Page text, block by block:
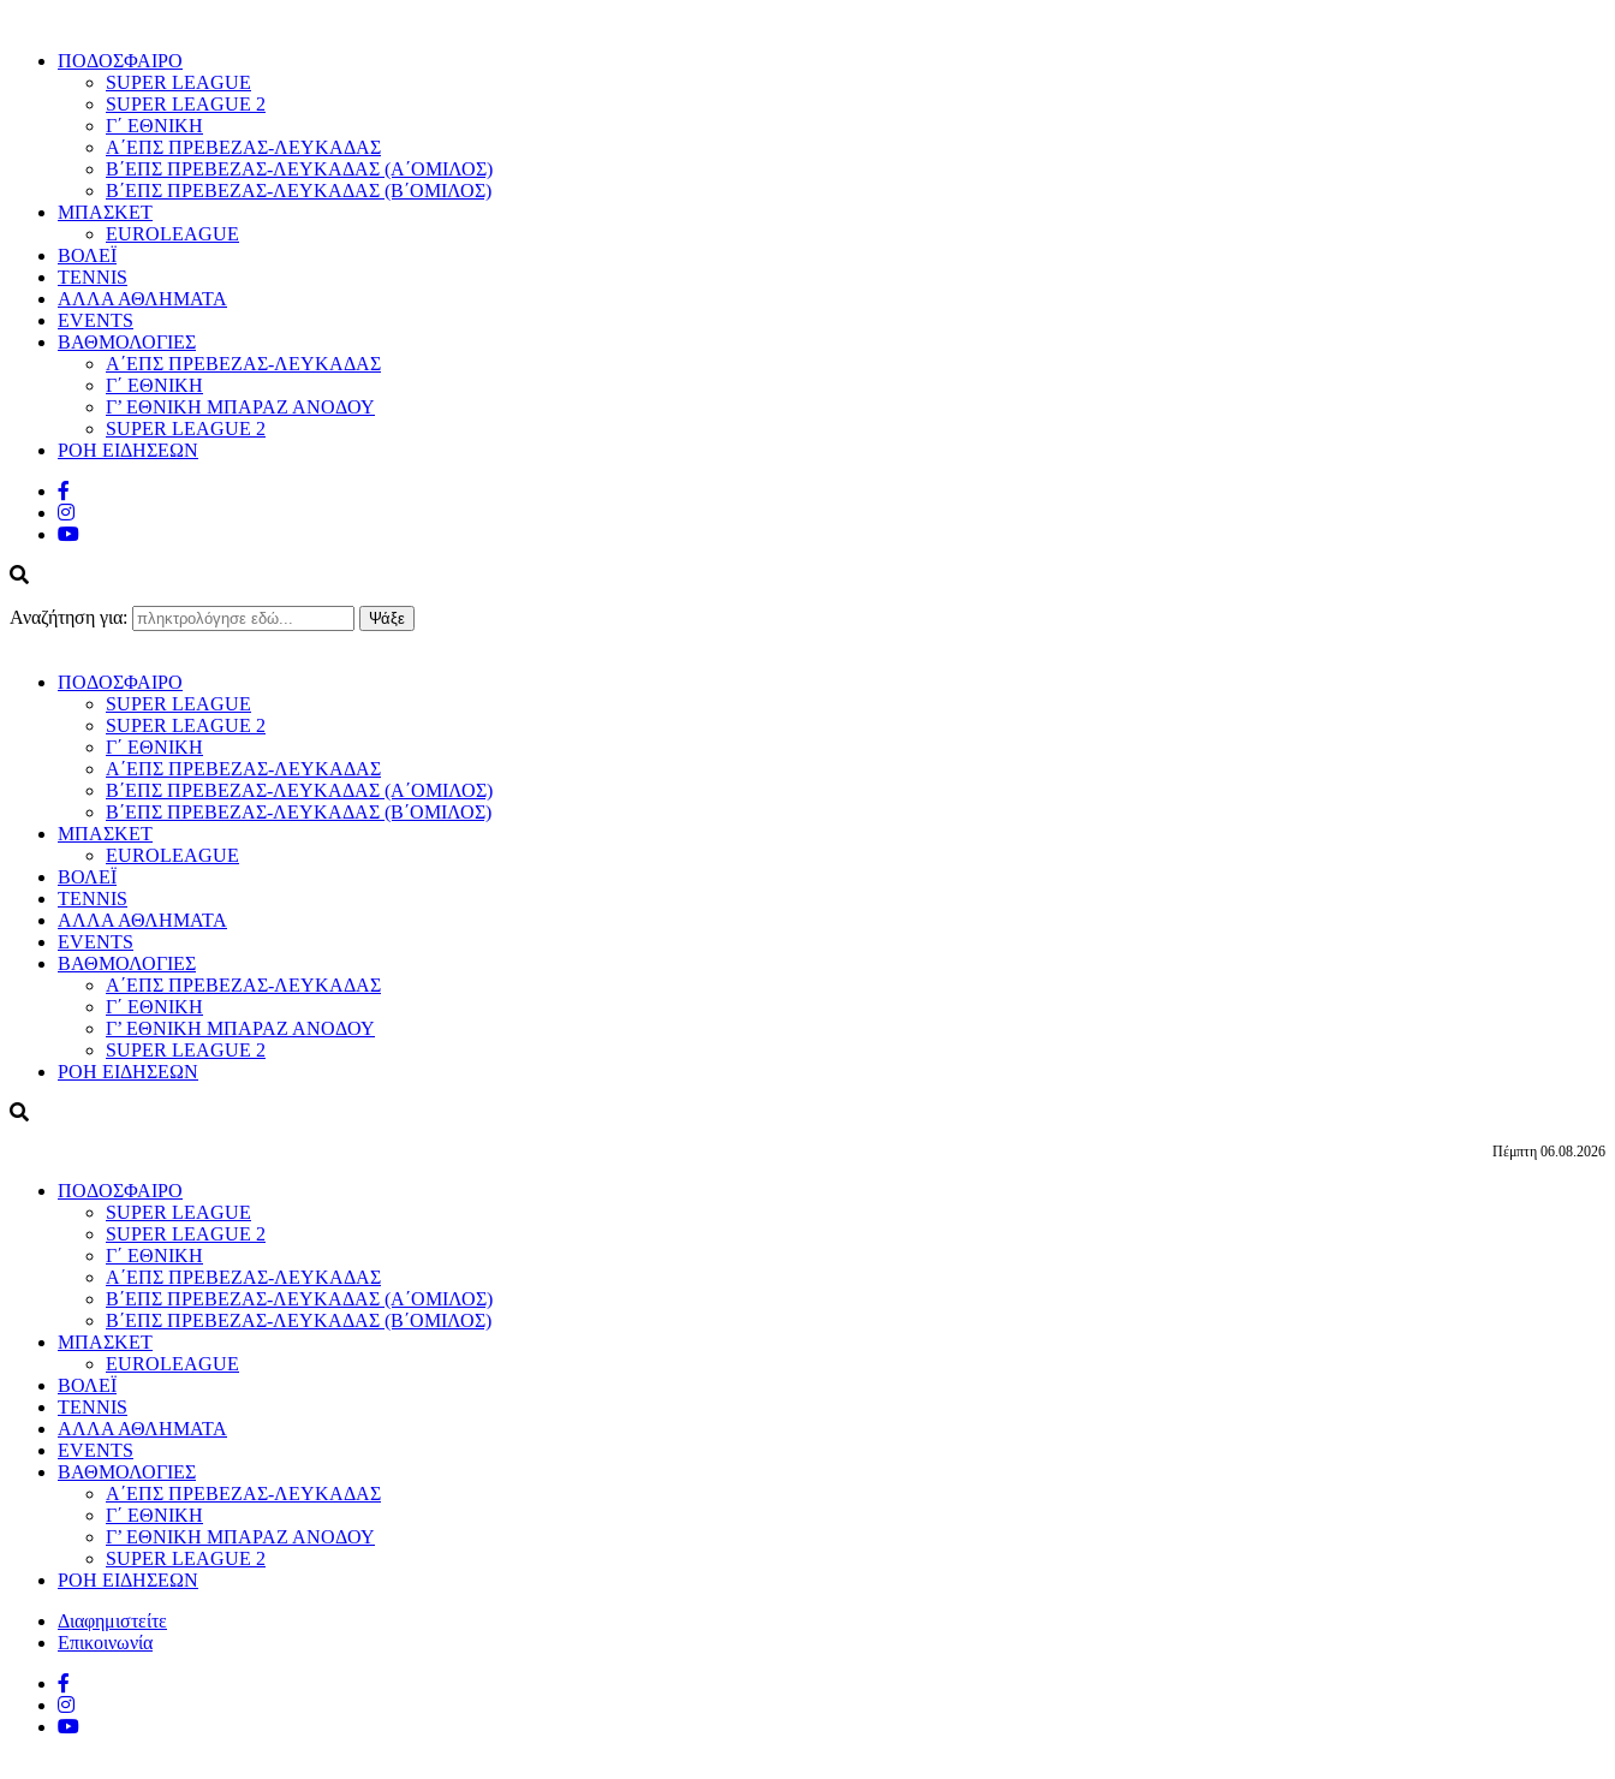
ΠΟΔΟΣΦΑΙΡΟ
SUPER LEAGUE
SUPER LEAGUE 2
Γ΄ ΕΘΝΙΚΗ
Α΄ΕΠΣ ΠΡΕΒΕΖΑΣ-ΛΕΥΚΑΔΑΣ
Β΄ΕΠΣ ΠΡΕΒΕΖΑΣ-ΛΕΥΚΑΔΑΣ (Α΄ΟΜΙΛΟΣ)
Β΄ΕΠΣ ΠΡΕΒΕΖΑΣ-ΛΕΥΚΑΔΑΣ (Β΄ΟΜΙΛΟΣ)
ΜΠΑΣΚΕΤ
EUROLEAGUE
ΒΟΛΕΪ
TENNIS
ΑΛΛΑ ΑΘΛΗΜΑΤΑ
EVENTS
ΒΑΘΜΟΛΟΓΙΕΣ
Α΄ΕΠΣ ΠΡΕΒΕΖΑΣ-ΛΕΥΚΑΔΑΣ
Γ΄ ΕΘΝΙΚΗ
Γ’ ΕΘΝΙΚΗ ΜΠΑΡΑΖ ΑΝΟΔΟΥ
SUPER LEAGUE 2
ΡΟΗ ΕΙΔΗΣΕΩΝ
Αναζήτηση για:
ΠΟΔΟΣΦΑΙΡΟ
SUPER LEAGUE
SUPER LEAGUE 2
Γ΄ ΕΘΝΙΚΗ
Α΄ΕΠΣ ΠΡΕΒΕΖΑΣ-ΛΕΥΚΑΔΑΣ
Β΄ΕΠΣ ΠΡΕΒΕΖΑΣ-ΛΕΥΚΑΔΑΣ (Α΄ΟΜΙΛΟΣ)
Β΄ΕΠΣ ΠΡΕΒΕΖΑΣ-ΛΕΥΚΑΔΑΣ (Β΄ΟΜΙΛΟΣ)
ΜΠΑΣΚΕΤ
EUROLEAGUE
ΒΟΛΕΪ
TENNIS
ΑΛΛΑ ΑΘΛΗΜΑΤΑ
EVENTS
ΒΑΘΜΟΛΟΓΙΕΣ
Α΄ΕΠΣ ΠΡΕΒΕΖΑΣ-ΛΕΥΚΑΔΑΣ
Γ΄ ΕΘΝΙΚΗ
Γ’ ΕΘΝΙΚΗ ΜΠΑΡΑΖ ΑΝΟΔΟΥ
SUPER LEAGUE 2
ΡΟΗ ΕΙΔΗΣΕΩΝ
Πέμπτη 06.08.2026
ΠΟΔΟΣΦΑΙΡΟ
SUPER LEAGUE
SUPER LEAGUE 2
Γ΄ ΕΘΝΙΚΗ
Α΄ΕΠΣ ΠΡΕΒΕΖΑΣ-ΛΕΥΚΑΔΑΣ
Β΄ΕΠΣ ΠΡΕΒΕΖΑΣ-ΛΕΥΚΑΔΑΣ (Α΄ΟΜΙΛΟΣ)
Β΄ΕΠΣ ΠΡΕΒΕΖΑΣ-ΛΕΥΚΑΔΑΣ (Β΄ΟΜΙΛΟΣ)
ΜΠΑΣΚΕΤ
EUROLEAGUE
ΒΟΛΕΪ
TENNIS
ΑΛΛΑ ΑΘΛΗΜΑΤΑ
EVENTS
ΒΑΘΜΟΛΟΓΙΕΣ
Α΄ΕΠΣ ΠΡΕΒΕΖΑΣ-ΛΕΥΚΑΔΑΣ
Γ΄ ΕΘΝΙΚΗ
Γ’ ΕΘΝΙΚΗ ΜΠΑΡΑΖ ΑΝΟΔΟΥ
SUPER LEAGUE 2
ΡΟΗ ΕΙΔΗΣΕΩΝ
Διαφημιστείτε
Επικοινωνία